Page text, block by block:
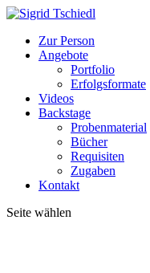
Zur Person
Angebote
Portfolio
Erfolgsformate
Videos
Backstage
Probenmaterial
Bücher
Requisiten
Zugaben
Kontakt
Seite wählen